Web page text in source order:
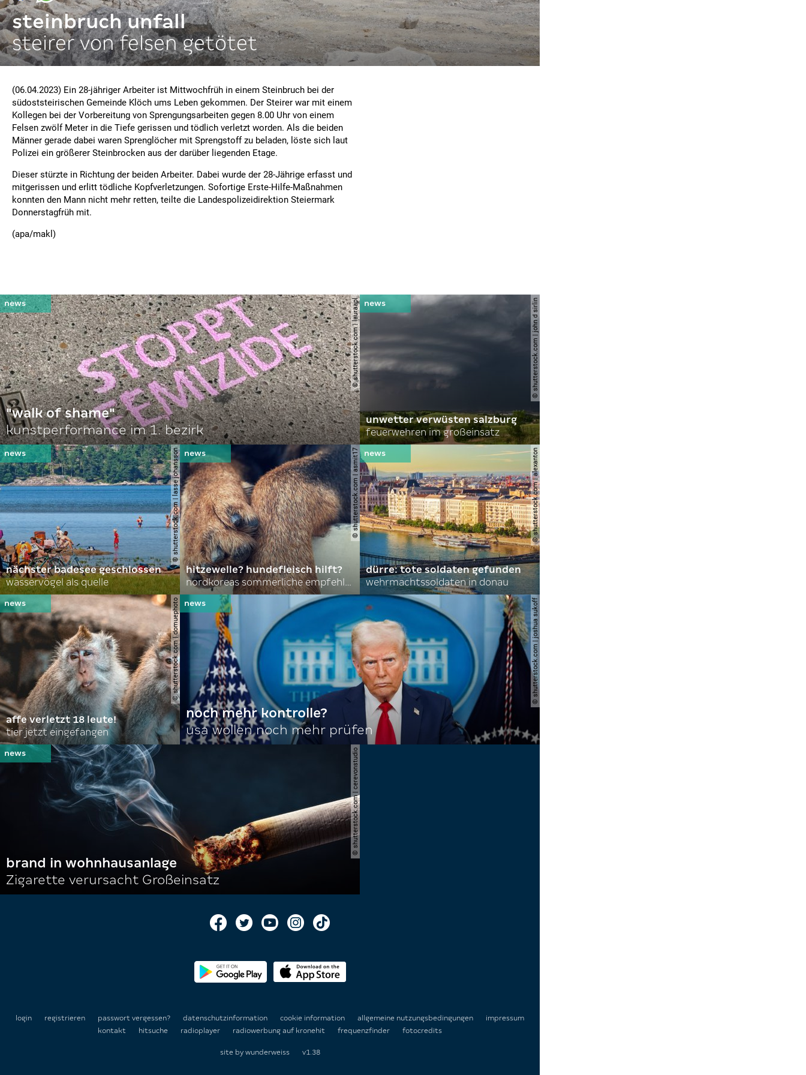
steinbruch unfall
steirer von felsen getötet
(06.04.2023) Ein 28-jähriger Arbeiter ist Mittwochfrüh in einem Steinbruch bei der
südoststeirischen Gemeinde Klöch ums Leben gekommen. Der Steirer war mit einem
Kollegen bei der Vorbereitung von Sprengungsarbeiten gegen 8.00 Uhr von einem
Felsen zwölf Meter in die Tiefe gerissen und tödlich verletzt worden. Als die beiden
Männer gerade dabei waren Sprenglöcher mit Sprengstoff zu beladen, löste sich laut
Polizei ein größerer Steinbrocken aus der darüber liegenden Etage.
Dieser stürzte in Richtung der beiden Arbeiter. Dabei wurde der 28-Jährige erfasst und
mitgerissen und erlitt tödliche Kopfverletzungen. Sofortige Erste-Hilfe-Maßnahmen
konnten den Mann nicht mehr retten, teilte die Landespolizeidirektion Steiermark
Donnerstagfrüh mit.
(apa/makl)
© shutterstock.com | lauraapl
"walk of shame"
kunstperformance im 1. bezirk
© shutterstock.com | john d sirlin
unwetter verwüsten salzburg
feuerwehren im großeinsatz
© shutterstock.com | lasse johansson
nächster badesee geschlossen
wasservögel als quelle
© shutterstock.com | asmit17
hitzewelle? hundefleisch hilft?
nordkoreas sommerliche empfehlungen
© shutterstock.com | alexanton
dürre: tote soldaten gefunden
wehrmachtssoldaten in donau
© shutterstock.com | domuephoto
affe verletzt 18 leute!
tier jetzt eingefangen
© shutterstock.com | joshua sukoff
noch mehr kontrolle?
usa wollen noch mehr prüfen
© shutterstock.com | cerevonstudio
brand in wohnhausanlage
Zigarette verursacht Großeinsatz
login registrieren passwort vergessen? datenschutzinformation cookie information allgemeine nutzungsbedingungen
impressum
kontakt
hitsuche radioplayer radiowerbung auf kronehit frequenzfinder fotocredits
site by wunderweiss v1.38